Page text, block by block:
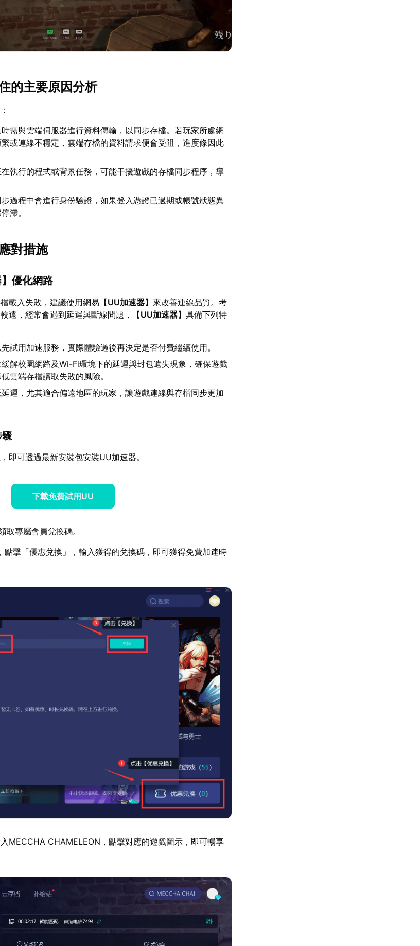
的主要原因分析
時需與雲端伺服器進行資料傳輸，以同步存檔。若玩家所處網
或連線不穩定，雲端存檔的資料請求便會受阻，進度條因此
在執行的程式或背景任務，可能干擾遊戲的存檔同步程序，導
步過程中會進行身份驗證，如果登入憑證已過期或帳號狀態異
滯。
對措施
】優化網路
載入失敗，建議使用網易【UU加速器】來改善連線品質。考
遠，經常會遇到延遲與斷線問題，【UU加速器】具備下列特
先試用加速服務，實際體驗過後再決定是否付費繼續使用。
緩解校園網路及Wi-Fi環境下的延遲與封包遺失現象，確保遊戲
雲端存檔讀取失敗的風險。
延遲，尤其適合偏遠地區的玩家，讓遊戲連線與存檔同步更加
驟
即可透過最新安裝包安裝UU加速器。
下載免費試用UU
取專屬會員兌換碼。
點擊「優惠兌換」，輸入獲得的兌換碼，即可獲得免費加速時
MECCHA CHAMELEON，點擊對應的遊戲圖示，即可暢享